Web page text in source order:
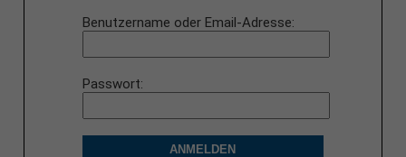
Benutzername oder Email-Adresse
Passwort
ANMELDEN